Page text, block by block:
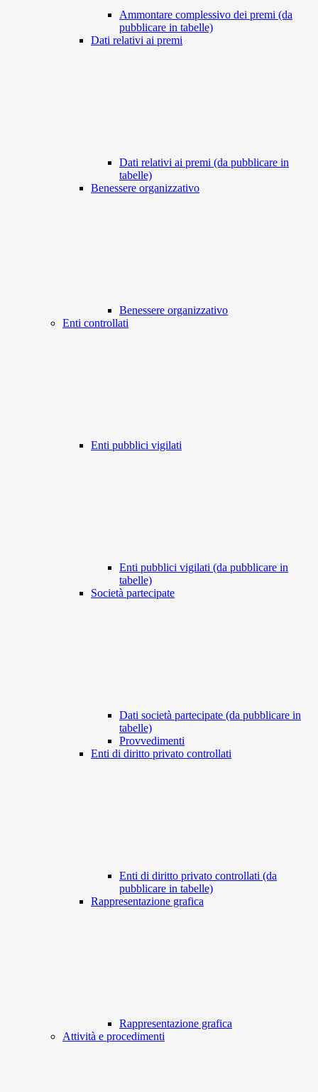
Ammontare complessivo dei premi (da
pubblicare in tabelle)
Dati relativi ai premi
Dati relativi ai premi (da pubblicare in
tabelle)
Benessere organizzativo
Benessere organizzativo
Enti controllati
Enti pubblici vigilati
Enti pubblici vigilati (da pubblicare in
tabelle)
Società partecipate
Dati società partecipate (da pubblicare in
tabelle)
Provvedimenti
Enti di diritto privato controllati
Enti di diritto privato controllati (da
pubblicare in tabelle)
Rappresentazione grafica
Rappresentazione grafica
Attività e procedimenti